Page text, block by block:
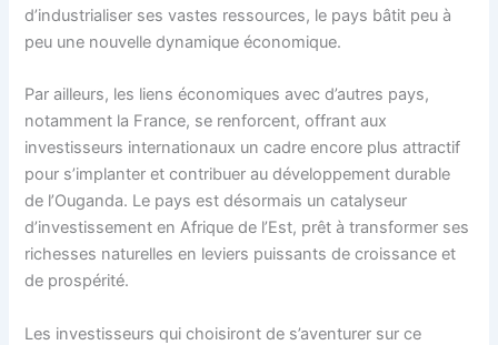
d’industrialiser ses vastes ressources, le pays bâtit peu à
peu une nouvelle dynamique économique.
Par ailleurs, les liens économiques avec d’autres pays,
notamment la France, se renforcent, offrant aux
investisseurs internationaux un cadre encore plus attractif
pour s’implanter et contribuer au développement durable
de l’Ouganda. Le pays est désormais un catalyseur
d’investissement en Afrique de l’Est, prêt à transformer ses
richesses naturelles en leviers puissants de croissance et
de prospérité.
Les investisseurs qui choisiront de s’aventurer sur ce